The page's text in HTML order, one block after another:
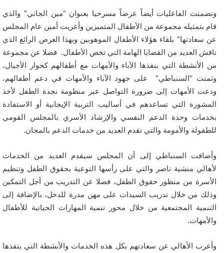
وتضمنت الفاعليات أيضاً عرضاً مسرحيا بعنوان “مين الجاني” والذي
قام بتمثيله مجموعة من الأطفال المتميزين وأعربت أمين عام المجلس
عن سعادتها” بلقاء هؤلاء الأطفال الموهوبين وبهذا العرض الرائع الذي
ناقش العديد من القضايا الهامة التي تخص الأطفال. فضلا عن مجموعة
من الأنشطة التي ينفذها الآباء والأمهات مع أطفالهم كحوار الأجيال،
وثمنت “السنباطي” على جهود الآباء والأمهات في دعم أطفالهم،
ودعت الأمهات إلى ضرورة التواصل عبر منظومة نجدة الطفل لأخذ
المشورة التي تساعدهم في أساليب التربية الإيجابية أو الاستفادة
بخدمات وحدة الدعم النفسي والإرشاد الأسري بالمجلس القومي
للطفولة والأمومة والتي تقدم العديد من خدمات الدعم بالمجان.
وأضافت السنباطي إلى أن المجلس سيقدم العديد من الخدمات
لأهالي منشية ناصر والتي على رأسها التوعية بحقوق الطفل وتنظيم
الأسرة من منظور حقوق الطفل، فضلا عن التدريب من أجل التمكين
وذلك من خلال تدريب السيدات على مهن مدرة للدخل، بالإضافة إلى
التنمية المجتمعية من خلال محور تنمية المهارات الحياتية للأطفال
والأمهات.
وأعرب الأهالي عن سعادتهم بكل هذه الخدمات والأنشطة التي ينفذها